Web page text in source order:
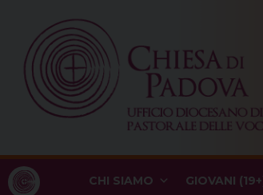
content
CHI SIAMO GIOVANI